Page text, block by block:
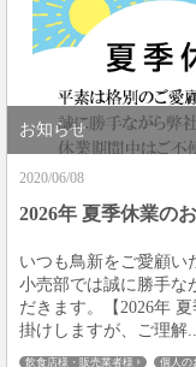
お知らせ
2020/06/08
2026年 夏季休業の
いつも鳥新をご愛顧い
小売部では誠に勝手な
だきます。【2026年
掛けしますが、ご理解...
飲食店様・販売業者様 個人の